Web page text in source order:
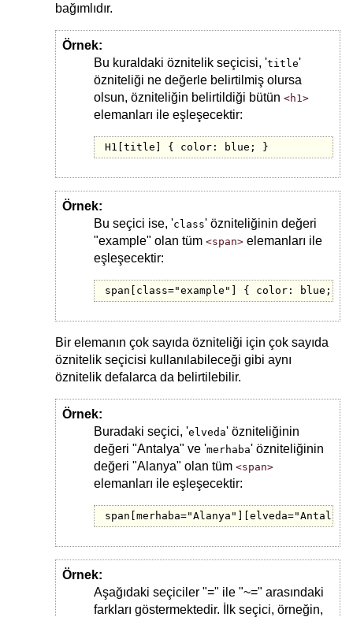
bağımlıdır.
Örnek:
Bu kuraldaki öznitelik seçicisi, 'title'
özniteliği ne değerle belirtilmiş olursa
olsun, özniteliğin belirtildiği bütün <h1>
elemanları ile eşleşecektir:
H1[title] { color: blue; }
Örnek:
Bu seçici ise, 'class' özniteliğinin değeri
"example" olan tüm <span> elemanları ile
eşleşecektir:
span[class="example"] { color: blue; }
Bir elemanın çok sayıda özniteliği için çok sayıda
öznitelik seçicisi kullanılabileceği gibi aynı
öznitelik defalarca da belirtilebilir.
Örnek:
Buradaki seçici, 'elveda' özniteliğinin
değeri "Antalya" ve 'merhaba' özniteliğinin
değeri "Alanya" olan tüm <span>
elemanları ile eşleşecektir:
Örnek:
Aşağıdaki seçiciler "=" ile "~=" arasındaki
farkları göstermektedir. İlk seçici, örneğin,